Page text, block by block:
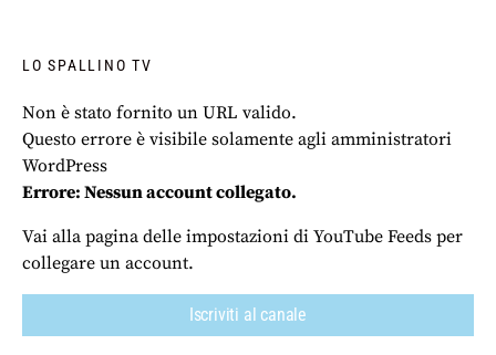
LO SPALLINO TV
Non è stato fornito un URL valido.
Questo errore è visibile solamente agli amministratori
WordPress
Errore: Nessun account collegato.
Vai alla pagina delle impostazioni di YouTube Feeds per
collegare un account.
Iscriviti al canale